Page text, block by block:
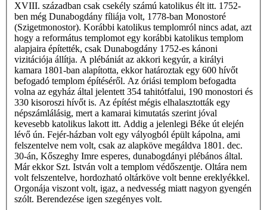
XVIII. században csak csekély számú katolikus élt itt. 1752-
ben még Dunabogdány fíliája volt, 1778-ban Monostoré
(Szigetmonostor). Korábbi katolikus templomról nincs adat, azt
hogy a református templomot egy korábbi katolikus templom
alapjaira építették, csak Dunabogdány 1752-es kánoni
vizitációja állítja. A plébániát az akkori kegyúr, a királyi
kamara 1801-ban alapította, ekkor határoztak egy 600 hívőt
befogadó templom építéséről. Az óriási templom befogadta
volna az egyház által jelentett 354 tahitótfalui, 190 monostori és
330 kisoroszi hívőt is. Az építést mégis elhalasztották egy
népszámlálásig, mert a kamarai kimutatás szerint jóval
kevesebb katolikus lakott itt. Addig a jelenlegi Béke út elején
lévő ún. Fejér-házban volt egy vályogból épült kápolna, ami
felszentelve nem volt, csak az alapköve megáldva 1801. dec.
30-án, Kőszeghy Imre esperes, dunabogdányi plébános által.
Már ekkor Szt. István volt a templom védőszentje. Oltára nem
volt felszentelve, hordozható oltárköve volt benne ereklyékkel.
Orgonája viszont volt, igaz, a nedvesség miatt nagyon gyengén
szólt. Berendezése igen szegényes volt.